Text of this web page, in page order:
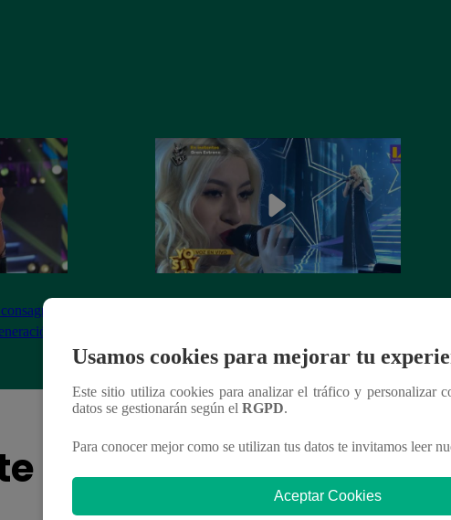
puede interesar
Usamos cookies para mejorar tu
Este sitio utiliza cookies para analizar el tráfico y personalizar
datos se gestionarán según el RGPD.
Para conocer mejor como se utilizan tus datos te invitamos leer
Aceptar Cookies